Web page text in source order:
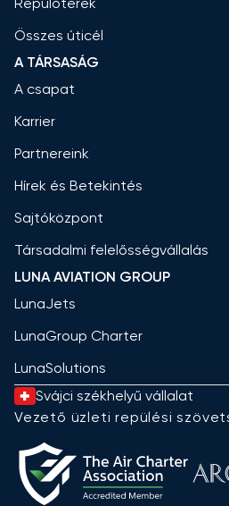
Összes úticél
A TÁRSASÁG
A csapat
Karrier
Partnereink
Hírek és Betekintés
Sajtóközpont
Társadalmi felelősségvállalás
LUNA AVIATION GROUP
LunaJets
LunaGroup Charter
LunaSolutions
Svájci székhelyű vállalat
Vezető üzleti repülési